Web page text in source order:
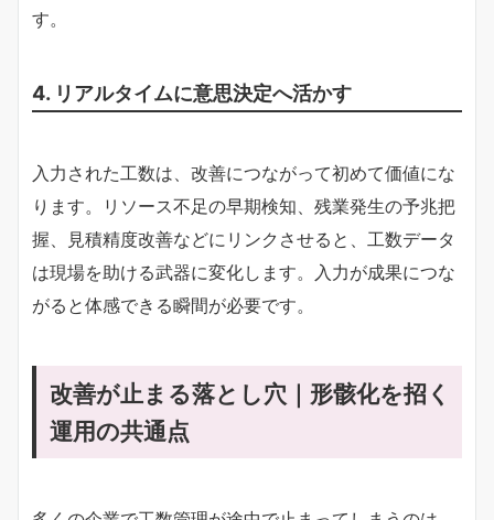
す。
4. リアルタイムに意思決定へ活かす
入力された工数は、改善につながって初めて価値にな
ります。リソース不足の早期検知、残業発生の予兆把
握、見積精度改善などにリンクさせると、工数データ
は現場を助ける武器に変化します。入力が成果につな
がると体感できる瞬間が必要です。
改善が止まる落とし穴｜形骸化を招く
運用の共通点